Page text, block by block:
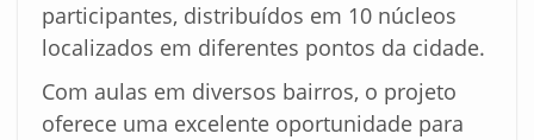
participantes, distribuídos em 10 núcleos
localizados em diferentes pontos da cidade.
Com aulas em diversos bairros, o projeto
oferece uma excelente oportunidade para